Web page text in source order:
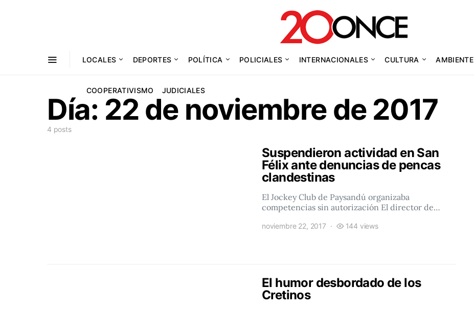
LOCALES DEPORTES POLÍTICA POLICIALES INTERNACIONALES CULTURA AMBIENTE
COOPERATIVISMO JUDICIALES
Día: 22 de noviembre de 2017
4 posts
Suspendieron actividad en San
Félix ante denuncias de pencas
clandestinas
El Jockey Club de Paysandú organizaba
competencias sin autorización El director de…
noviembre 22, 2017 144 views
El humor desbordado de los
Cretinos